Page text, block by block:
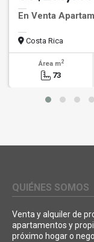
En Venta
Costa Rica
Área m2
73
QUIÉNES SOMOS
Venta y alquiler de
apartamentos y
próximo hogar o